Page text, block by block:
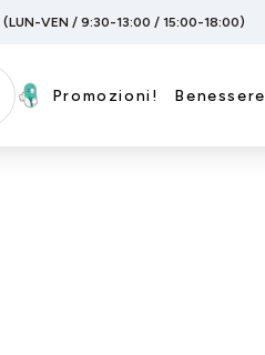
(LUN-VEN / 9:30-13:00 / 15:00-18:00)
Promozioni! Benessere